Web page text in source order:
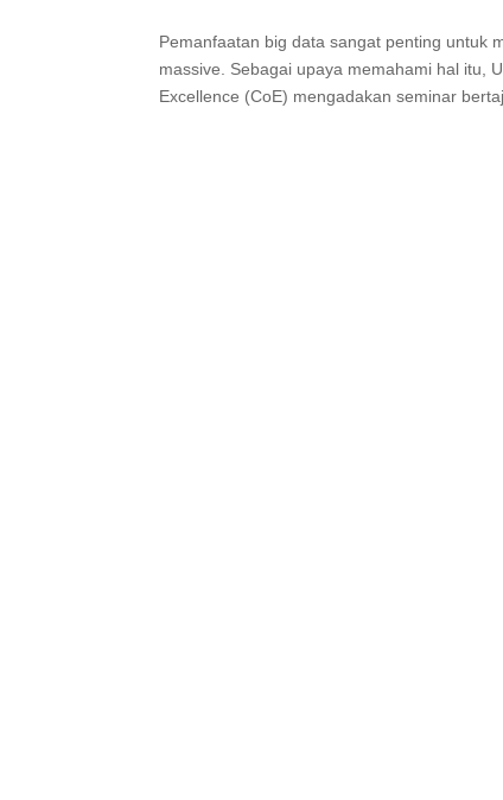
Pemanfaatan big data sangat penting untuk
massive. Sebagai upaya memahami hal itu,
Excellence (CoE) mengadakan seminar